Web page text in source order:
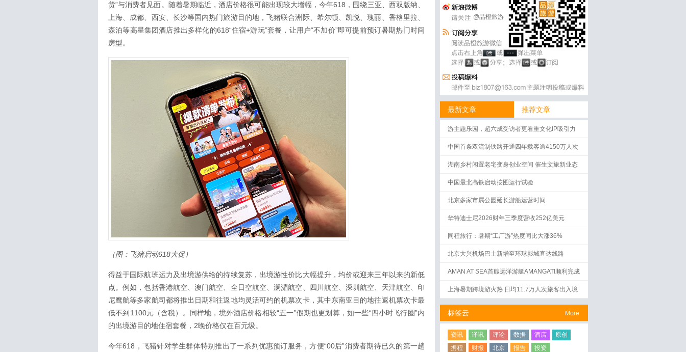
货”与消费者见面。随着暑期临近，酒店价格很可能出现较大增幅，今年618，围绕三亚、西双版纳、
上海、成都、西安、长沙等国内热门旅游目的地，飞猪联合洲际、希尔顿、凯悦、瑰丽、香格里拉、
森泊等高星集团酒店推出多样化的618“住宿+游玩”套餐，让用户“不加价”即可提前预订暑期热门时间
房型。
（图：飞猪启动618大促）
得益于国际航班运力及出境游供给的持续复苏，出境游性价比大幅提升，均价或迎来三年以来的新低
点。例如，包括香港航空、澳门航空、全日空航空、澜湄航空、四川航空、深圳航空、天津航空、印
尼鹰航等多家航司都将推出日期和往返地均灵活可约的机票次卡，其中东南亚目的地往返机票次卡最
低不到1100元（含税）。同样地，境外酒店价格相较“五一”假期也更划算，如一些“四小时飞行圈”内
的出境游目的地住宿套餐，2晚价格仅在百元级。
今年618，飞猪针对学生群体特别推出了一系列优惠预订服务，方便“00后”消费者期待已久的第一趟
@品橙旅游
最新文章 推荐文章
游主题乐园，超六成受访者更看重文化IP吸引力
中国首条双流制铁路开通四年载客逾4150万人次
湖南乡村闲置老宅变身创业空间 催生文旅新业态
中国最北高铁启动按图运行试验
北京多家市属公园延长游船运营时间
华特迪士尼2026财年三季度营收252亿美元
同程旅行：暑期“工厂游”热度同比大涨36%
北京大兴机场巴士新增至环球影城直达线路
AMAN AT SEA首艘远洋游艇AMANGATI顺利完成
上海暑期跨境游火热 日均11.7万人次旅客出入境
More
标签云
资讯 译讯 评论 数据 酒店
原创
携程
财报 北京 报告
投资